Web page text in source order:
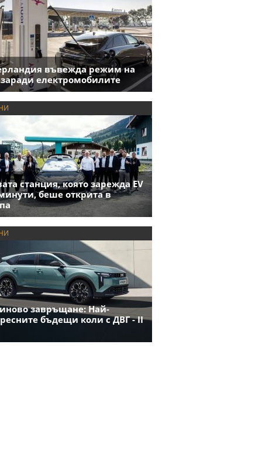
въвежда режим на
заради електромобилите
станция, която зарежда EV
беше открита в
завръщане: Най-
бъдещи коли с ДВГ - II